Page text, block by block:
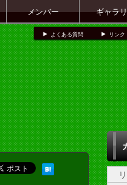
メンバー ギャラ
よくある質問 リンク